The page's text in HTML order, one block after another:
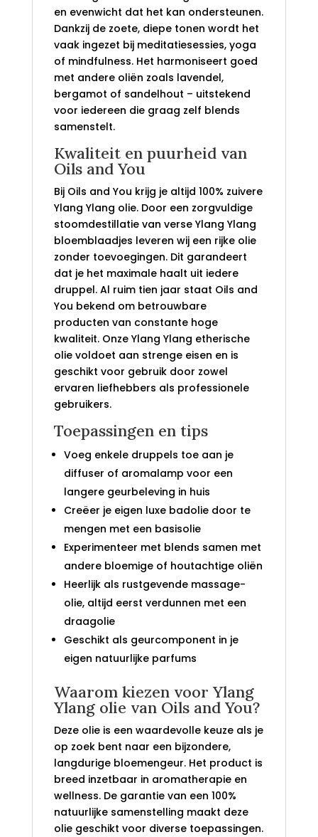
en evenwicht dat het kan ondersteunen.
Dankzij de zoete, diepe tonen wordt het
vaak ingezet bij meditatiesessies, yoga
of mindfulness. Het harmoniseert goed
met andere oliën zoals lavendel,
bergamot of sandelhout – uitstekend
voor iedereen die graag zelf blends
samenstelt.
Kwaliteit en puurheid van
Oils and You
Bij Oils and You krijg je altijd 100% zuivere
Ylang Ylang olie. Door een zorgvuldige
stoomdestillatie van verse Ylang Ylang
bloemblaadjes leveren wij een rijke olie
zonder toevoegingen. Dit garandeert
dat je het maximale haalt uit iedere
druppel. Al ruim tien jaar staat Oils and
You bekend om betrouwbare
producten van constante hoge
kwaliteit. Onze Ylang Ylang etherische
olie voldoet aan strenge eisen en is
geschikt voor gebruik door zowel
ervaren liefhebbers als professionele
gebruikers.
Toepassingen en tips
Voeg enkele druppels toe aan je
diffuser of aromalamp voor een
langere geurbeleving in huis
Creëer je eigen luxe badolie door te
mengen met een basisolie
Experimenteer met blends samen met
andere bloemige of houtachtige oliën
Heerlijk als rustgevende massage-
olie, altijd eerst verdunnen met een
draagolie
Geschikt als geurcomponent in je
eigen natuurlijke parfums
Waarom kiezen voor Ylang
Ylang olie van Oils and You?
Deze olie is een waardevolle keuze als je
op zoek bent naar een bijzondere,
langdurige bloemengeur. Het product is
breed inzetbaar in aromatherapie en
wellness. De garantie van een 100%
natuurlijke samenstelling maakt deze
olie geschikt voor diverse toepassingen.